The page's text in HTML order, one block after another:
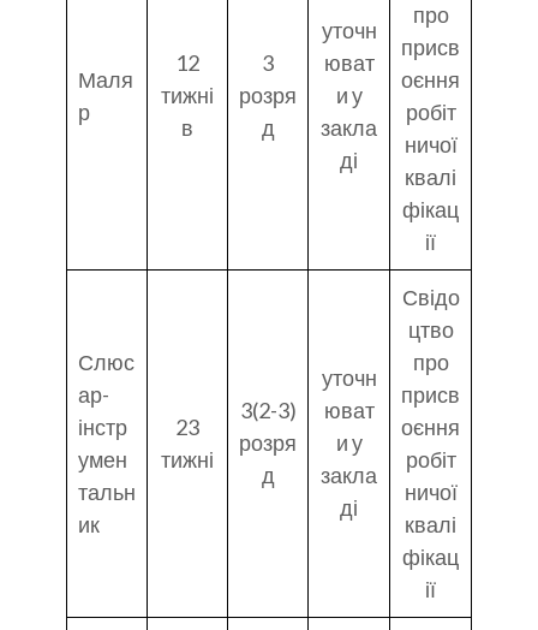
Маля
р
12
тижні
в
3
розря
д
уточн
юват
и у
закла
ді
про
присв
оєння
робіт
ничої
квалі
фікац
ії
Слюс
ар-
інстр
умен
тальн
ик
23
тижні
3(2-3)
розря
д
уточн
юват
и у
закла
ді
Свідо
цтво
про
присв
оєння
робіт
ничої
квалі
фікац
ії